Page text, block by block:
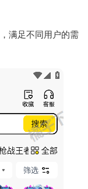
满足不同用户的需